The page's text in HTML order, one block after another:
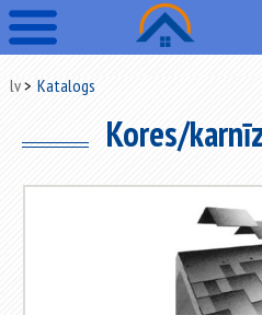
lv Katalogs
Kores/